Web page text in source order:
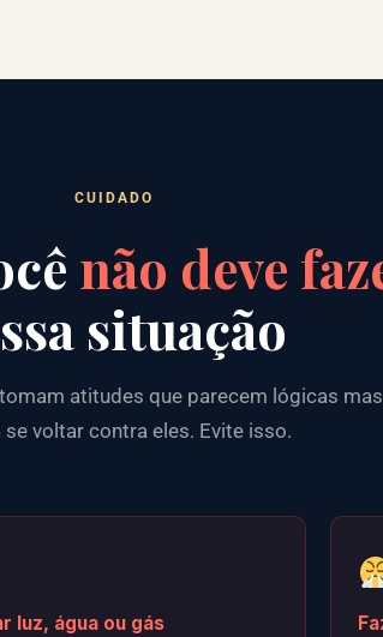
CUIDADO
não deve
situação
atitudes que parecem lógicas
voltar contra eles. Evite isso.
luz, água ou gás